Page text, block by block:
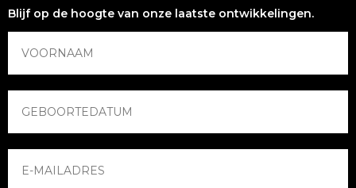
Blijf op de hoogte van onze laatste ontwikkelingen.